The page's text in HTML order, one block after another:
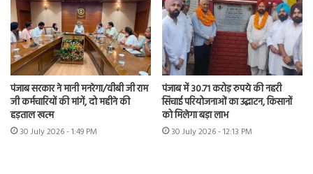
पंजाब सरकार ने मानी मनरेगा/वीबी जी राम
जी कर्मचारियों की मांगें, दो महीने की
हड़ताल खत्म
30 July 2026 - 1:49 PM
पंजाब में 30.71 करोड़ रुपये की नहरी
सिंचाई परियोजनाओं का उद्घाटन, किसानों
को मिलेगा बड़ा लाभ
30 July 2026 - 12:13 PM